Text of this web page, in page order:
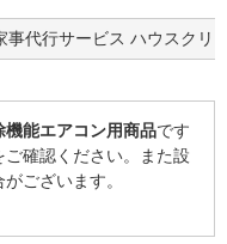
事代行サービス ハウスクリ
機能エアコン用商品です
確認ください。また設
ございます。